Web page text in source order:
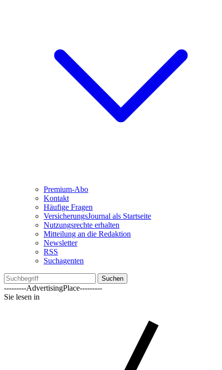
Premium-Abo
Kontakt
Häufige Fragen
VersicherungsJournal als Startseite
Nutzungsrechte erhalten
Mitteilung an die Redaktion
Newsletter
RSS
Suchagenten
Suchen
---------AdvertisingPlace---------
Sie lesen in